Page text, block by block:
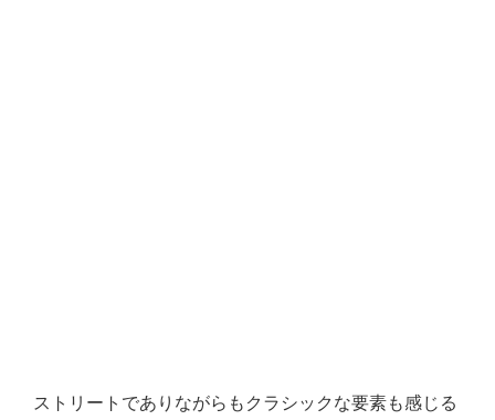
ストリートでありながらもクラシックな要素も感じる